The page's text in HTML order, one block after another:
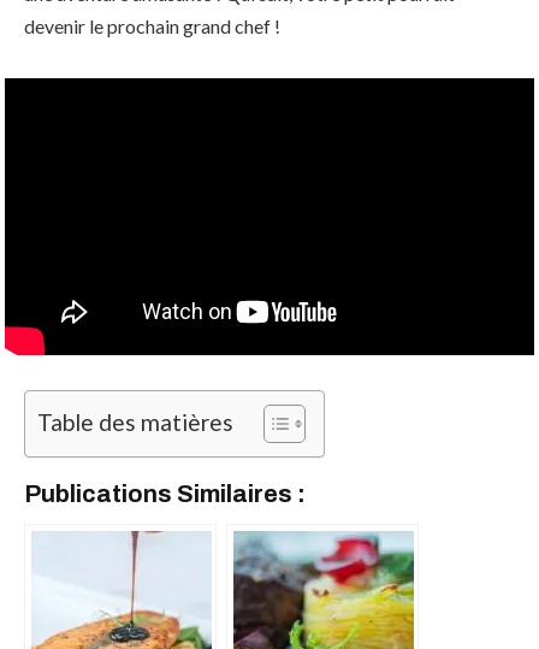
devenir le prochain grand chef !
Table des matières
Publications Similaires :